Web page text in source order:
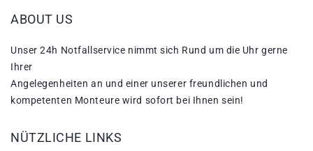
ABOUT US
Unser 24h Notfallservice nimmt sich Rund um die Uhr gerne
Ihrer
Angelegenheiten an und einer unserer freundlichen und
kompetenten Monteure wird sofort bei Ihnen sein!
NÜTZLICHE LINKS